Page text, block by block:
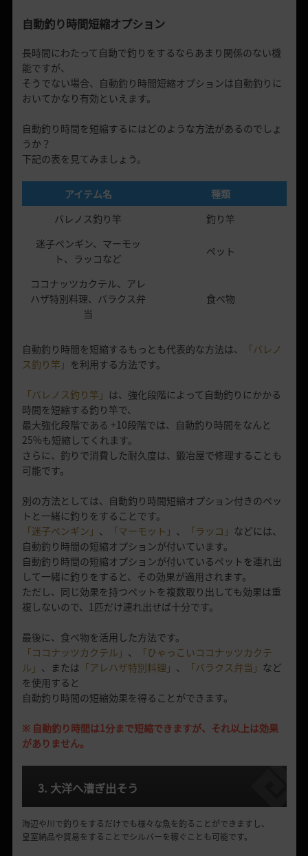
自動釣り時間短縮オプション
長時間にわたって自動で釣りをするならあまり関係のない機
能ですが、
そうでない場合、自動釣り時間短縮オプションは自動釣りに
おいてかなり有効といえます。
自動釣り時間を短縮するにはどのような方法があるのでしょ
うか？
下記の表を見てみましょう。
アイテム名
種類
バレノス釣り竿
釣り竿
迷子ペンギン、マーモッ
ト、ラッコなど
ペット
ココナッツカクテル、アレ
ハザ特別料理、バラクス弁
当
食べ物
自動釣り時間を短縮するもっとも代表的な方法は、
「バレノ
ス釣り竿」 を利用する方法です。
「バレノス釣り竿」 は、強化段階によって自動釣りにかかる
時間を短縮する釣り竿で、
最大強化段階である +10段階では、自動釣り時間をなんと
25%も短縮してくれます。
さらに、釣りで消費した耐久度は、鍛冶屋で修理することも
可能です。
別の方法としては、自動釣り時間短縮オプション付きのペッ
トと一緒に釣りをすることです。
「迷子ペンギン」 、 「マーモット」 、 「ラッコ」 などには、
自動釣り時間の短縮オプションが付いています。
自動釣り時間の短縮オプションが付いているペットを連れ出
して一緒に釣りをすると、その効果が適用されます。
ただし、同じ効果を持つペットを複数取り出しても効果は重
複しないので、1匹だけ連れ出せば十分です。
最後に、食べ物を活用した方法です。
「ココナッツカクテル」 、
「ひゃっこいココナッツカクテ
ル」 、または 「アレハザ特別料理」 、 「バラクス弁当」 など
を使用すると
自動釣り時間の短縮効果を得ることができます。
※ 自動釣り時間は1分まで短縮できますが、それ以上は効果
がありません。
3. 大洋へ漕ぎ出そう
海辺や川で釣りをするだけでも様々な魚を釣ることができますし、
皇室納品や貿易をすることでシルバーを稼ぐことも可能です。